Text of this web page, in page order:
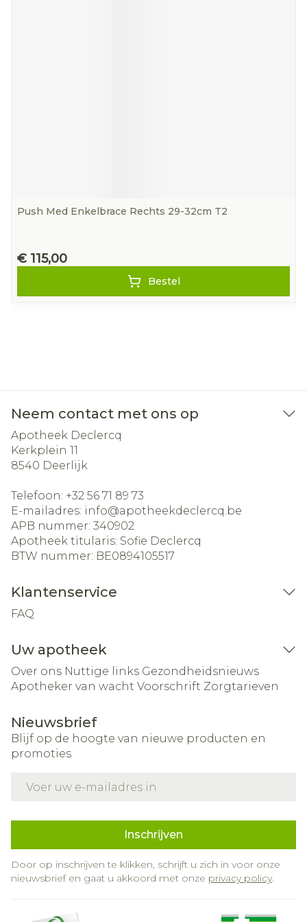
Push Med Enkelbrace Rechts 29-32cm T2
€ 115,00
Bestel
Neem contact met ons op
Apotheek Declercq
Kerkplein 11
8540 Deerlijk
Telefoon: +32 56 71 89 73
E-mailadres: info@apotheekdeclercq.be
APB nummer: 340902
Apotheek titularis: Sofie Declercq
BTW nummer: BE0894105517
Klantenservice
FAQ
Uw apotheek
Over ons Nuttige links Gezondheidsnieuws
Apotheker van wacht Voorschrift Zorgtarieven
Nieuwsbrief
Blijf op de hoogte van nieuwe producten en
promoties
Inschrijven
Door op inschrijven te klikken, schrijft u zich in voor onze
nieuwsbrief en gaat u akkoord met onze privacy policy.